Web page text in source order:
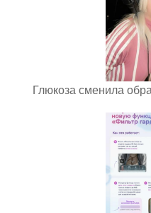
Глюкоза сменила